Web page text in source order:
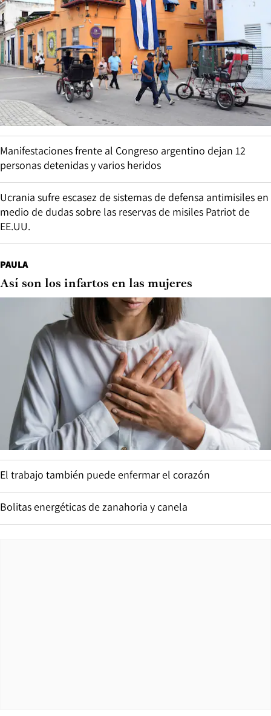
Manifestaciones frente al Congreso argentino dejan 12
personas detenidas y varios heridos
Ucrania sufre escasez de sistemas de defensa antimisiles en
medio de dudas sobre las reservas de misiles Patriot de
EE.UU.
PAULA
Así son los infartos en las mujeres
El trabajo también puede enfermar el corazón
Bolitas energéticas de zanahoria y canela